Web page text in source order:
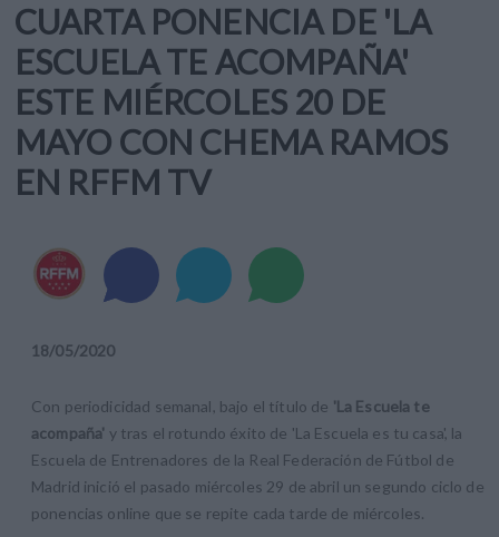
CUARTA PONENCIA DE 'LA
ESCUELA TE ACOMPAÑA'
ESTE MIÉRCOLES 20 DE
MAYO CON CHEMA RAMOS
EN RFFM TV
18/05/2020
Con periodicidad semanal, bajo el título de 'La Escuela te
acompaña' y tras el rotundo éxito de 'La Escuela es tu casa', la
Escuela de Entrenadores de la Real Federación de Fútbol de
Madrid inició el pasado miércoles 29 de abril un segundo ciclo de
ponencias online que se repite cada tarde de miércoles.